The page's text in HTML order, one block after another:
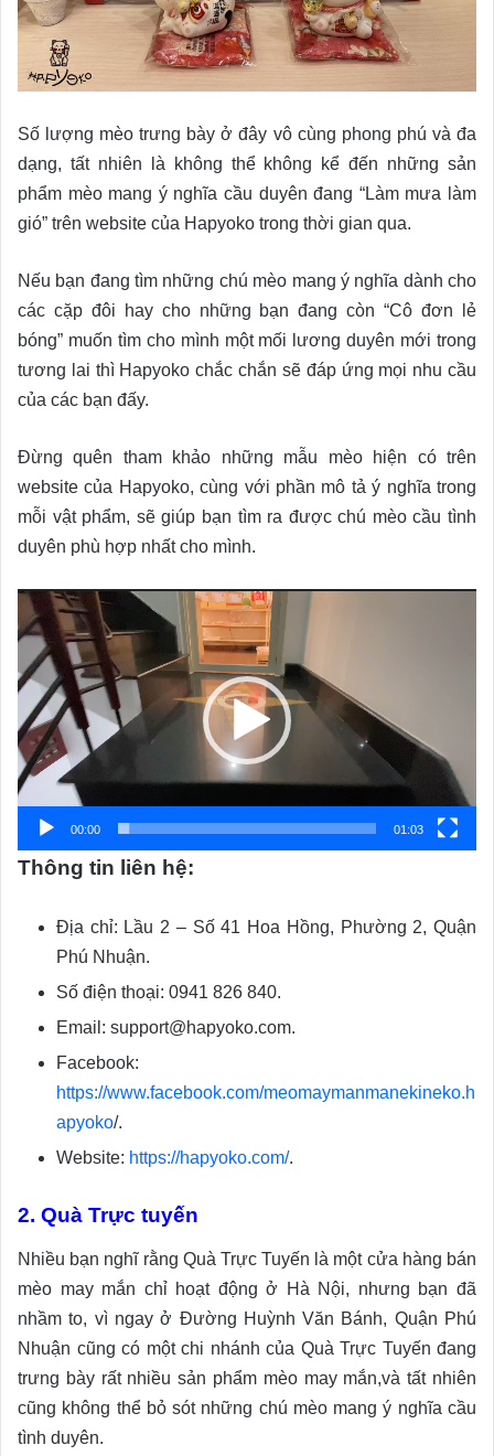
Số lượng mèo trưng bày ở đây vô cùng phong phú và đa
dạng, tất nhiên là không thể không kể đến những sản
phẩm mèo mang ý nghĩa cầu duyên đang “Làm mưa làm
gió” trên website của Hapyoko trong thời gian qua.
Nếu bạn đang tìm những chú mèo mang ý nghĩa dành cho
các cặp đôi hay cho những bạn đang còn “Cô đơn lẻ
bóng” muốn tìm cho mình một mối lương duyên mới trong
tương lai thì Hapyoko chắc chắn sẽ đáp ứng mọi nhu cầu
của các bạn đấy.
Đừng quên tham khảo những mẫu mèo hiện có trên
website của Hapyoko, cùng với phần mô tả ý nghĩa trong
mỗi vật phẩm, sẽ giúp bạn tìm ra được chú mèo cầu tình
duyên phù hợp nhất cho mình.
Video
Player
00:00 01:03
Thông tin liên hệ:
Địa chỉ: Lầu 2 – Số 41 Hoa Hồng, Phường 2, Quận
Phú Nhuận.
Số điện thoại: 0941 826 840.
Email: support@hapyoko.com.
Facebook:
https://www.facebook.com/meomaymanmanekineko.h
apyoko/.
Website: https://hapyoko.com/.
2. Quà Trực tuyến
Nhiều bạn nghĩ rằng Quà Trực Tuyến là một cửa hàng bán
mèo may mắn chỉ hoạt động ở Hà Nội, nhưng bạn đã
nhầm to, vì ngay ở Đường Huỳnh Văn Bánh, Quận Phú
Nhuận cũng có một chi nhánh của Quà Trực Tuyến đang
trưng bày rất nhiều sản phẩm mèo may mắn,và tất nhiên
cũng không thể bỏ sót những chú mèo mang ý nghĩa cầu
tình duyên.